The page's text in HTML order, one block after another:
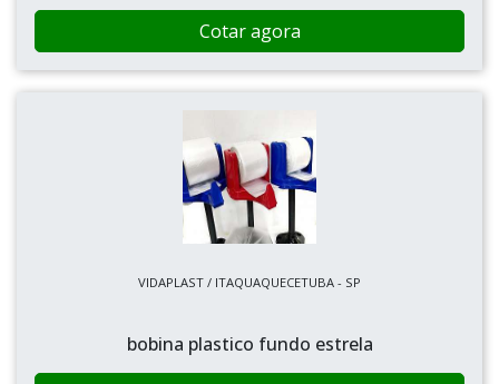
Cotar agora
VIDAPLAST / ITAQUAQUECETUBA - SP
bobina plastico fundo estrela